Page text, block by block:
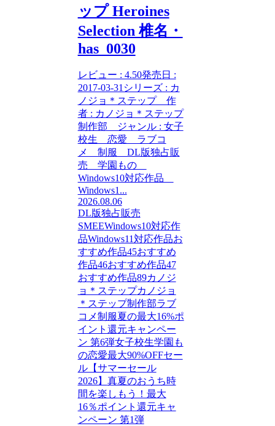
ップ Heroines
Selection 椎名・
has_0030
レビュー : 4.50発売日 :
2017-03-31シリーズ : カ
ノジョ＊ステップ 作
者 : カノジョ＊ステップ
制作部 ジャンル : 女子
校生 恋愛 ラブコ
メ 制服 DL版独占販
売 学園もの
Windows10対応作品
Windows1...
2026.08.06
DL版独占販売
SMEEWindows10対応作
品Windows11対応作品お
すすめ作品45おすすめ
作品46おすすめ作品47
おすすめ作品89カノジ
ョ＊ステップカノジョ
＊ステップ制作部ラブ
コメ制服夏の最大16%ポ
イント還元キャンペー
ン 第6弾女子校生学園も
の恋愛最大90%OFFセー
ル【サマーセール
2026】 真夏のおうち時
間を楽しもう！最大
16％ポイント還元キャ
ンペーン 第1弾